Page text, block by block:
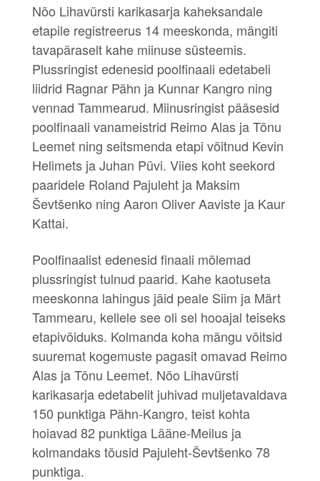
Nõo Lihavürsti karikasarja kaheksandale
etapile registreerus 14 meeskonda, mängiti
tavapäraselt kahe miinuse süsteemis.
Plussringist edenesid poolfinaali edetabeli
liidrid Ragnar Pähn ja Kunnar Kangro ning
vennad Tammearud. Miinusringist pääsesid
poolfinaali vanameistrid Reimo Alas ja Tõnu
Leemet ning seitsmenda etapi võitnud Kevin
Helimets ja Juhan Püvi. Viies koht seekord
paaridele Roland Pajuleht ja Maksim
Ševtšenko ning Aaron Oliver Aaviste ja Kaur
Kattai.
Poolfinaalist edenesid finaali mõlemad
plussringist tulnud paarid. Kahe kaotuseta
meeskonna lahingus jäid peale Siim ja Märt
Tammearu, kellele see oli sel hooajal teiseks
etapivõiduks. Kolmanda koha mängu võitsid
suuremat kogemuste pagasit omavad Reimo
Alas ja Tõnu Leemet. Nõo Lihavürsti
karikasarja edetabelit juhivad muljetavaldava
150 punktiga Pähn-Kangro, teist kohta
hoiavad 82 punktiga Lääne-Meilus ja
kolmandaks tõusid Pajuleht-Ševtšenko 78
punktiga.